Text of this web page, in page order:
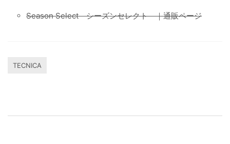
Season Select シーズンセレクト ｜通販ページ
TECNICA